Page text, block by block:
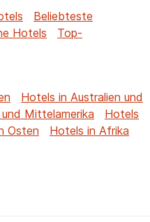
Beliebteste
Hotels
Top-
Hotels in Australien und
Mittelamerika
Hotels
Osten Hotels in Afrika